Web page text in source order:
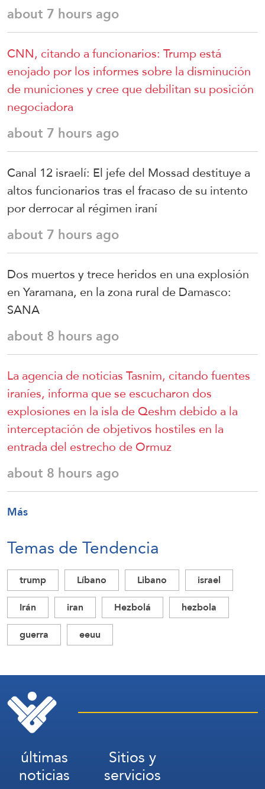
about 7 hours ago
CNN, citando a funcionarios: Trump está
enojado por los informes sobre la disminución
de municiones y cree que debilitan su posición
negociadora
about 7 hours ago
Canal 12 israelí: El jefe del Mossad destituye a
altos funcionarios tras el fracaso de su intento
por derrocar al régimen iraní
about 7 hours ago
Dos muertos y trece heridos en una explosión
en Yaramana, en la zona rural de Damasco:
SANA
about 8 hours ago
La agencia de noticias Tasnim, citando fuentes
iraníes, informa que se escucharon dos
explosiones en la isla de Qeshm debido a la
interceptación de objetivos hostiles en la
entrada del estrecho de Ormuz
about 8 hours ago
Más
Temas de Tendencia
trump Líbano Libano
israel
Irán
iran Hezbolá
hezbola
guerra
eeuu
últimas
noticias
Sitios y
servicios